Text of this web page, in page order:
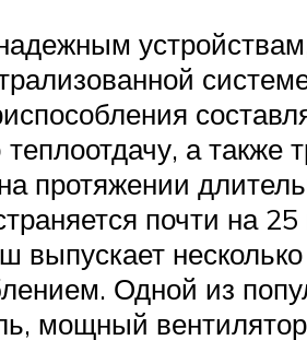
а также
протяжении
почти на
Одной из
мощный